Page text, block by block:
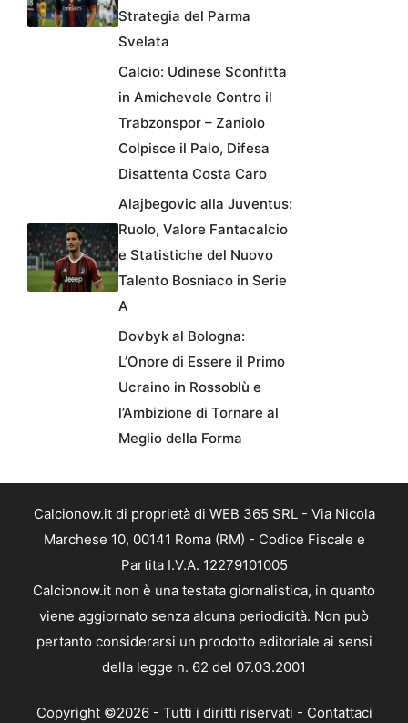
Strategia del Parma
Svelata
Calcio: Udinese Sconfitta
in Amichevole Contro il
Trabzonspor – Zaniolo
Colpisce il Palo, Difesa
Disattenta Costa Caro
Alajbegovic alla Juventus:
Ruolo, Valore Fantacalcio
e Statistiche del Nuovo
Talento Bosniaco in Serie
A
Dovbyk al Bologna:
L’Onore di Essere il Primo
Ucraino in Rossoblù e
l’Ambizione di Tornare al
Meglio della Forma
Calcionow.it di proprietà di WEB 365 SRL - Via Nicola
Marchese 10, 00141 Roma (RM) - Codice Fiscale e
Partita I.V.A. 12279101005
Calcionow.it non è una testata giornalistica, in quanto
viene aggiornato senza alcuna periodicità. Non può
pertanto considerarsi un prodotto editoriale ai sensi
della legge n. 62 del 07.03.2001
Copyright ©2026 - Tutti i diritti riservati - Contattaci